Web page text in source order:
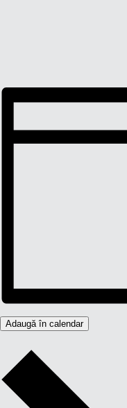
Adaugă în calendar